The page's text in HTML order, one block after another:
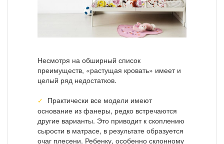
Несмотря на обширный список
преимуществ, «растущая кровать» имеет и
целый ряд недостатков.
Практически все модели имеют
основание из фанеры, редко встречаются
другие варианты. Это приводит к скоплению
сырости в матрасе, в результате образуется
очаг плесени. Ребенку, особенно склонному